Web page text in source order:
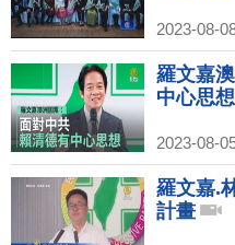
2023-08-
羅文嘉
中心思想
2023-08-
羅文嘉.
計畫